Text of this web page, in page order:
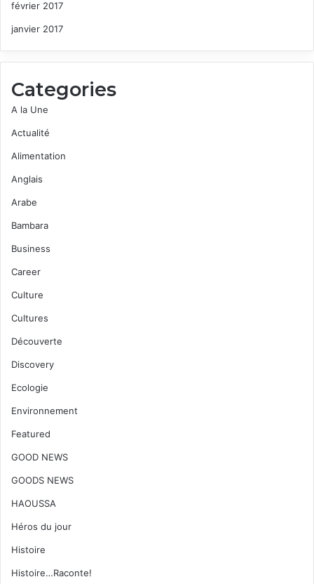
février 2017
janvier 2017
Categories
A la Une
Actualité
Alimentation
Anglais
Arabe
Bambara
Business
Career
Culture
Cultures
Découverte
Discovery
Ecologie
Environnement
Featured
GOOD NEWS
GOODS NEWS
HAOUSSA
Héros du jour
Histoire
Histoire…Raconte!